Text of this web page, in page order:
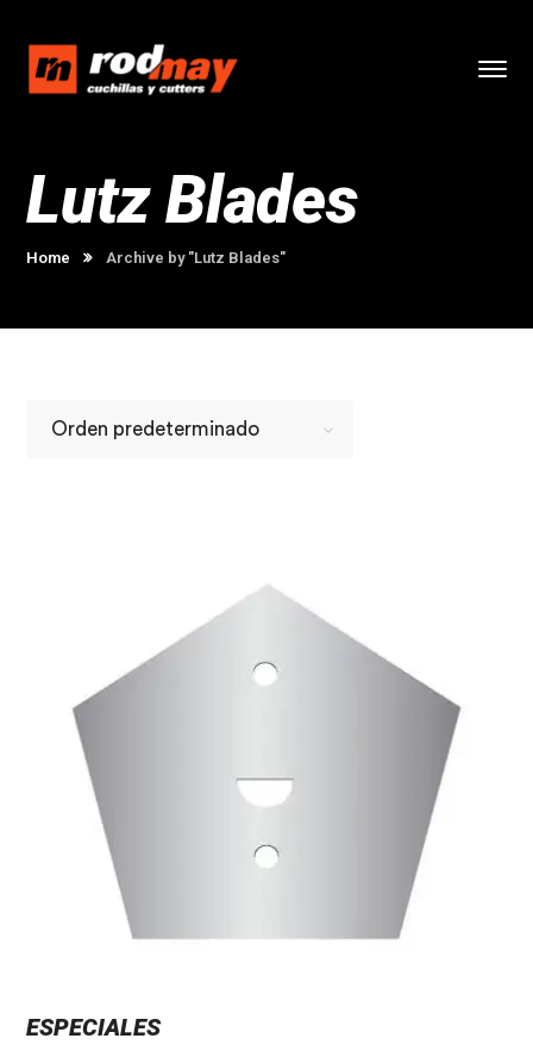
Lutz Blades
Home Archive by "Lutz Blades"
ESPECIALES